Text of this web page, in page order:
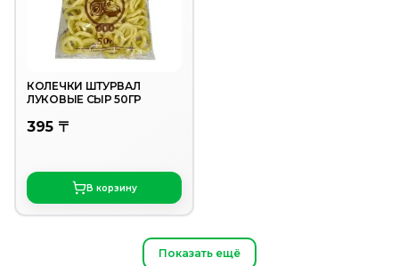
КОЛЕЧКИ ШТУРВАЛ
ЛУКОВЫЕ СЫР 50ГР
395 〒
В корзину
Показать ещё